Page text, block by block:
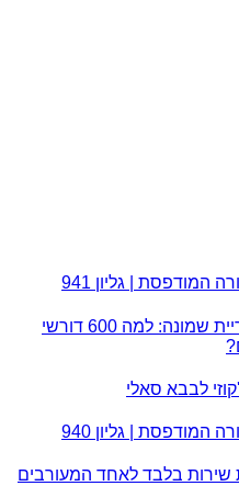
| גליון 941
המספרים המפתיעים של קריית שמונה: למה 600 דורשי
לבבא סאלי
| גליון 940
שירות בלבד לאחד המעורבים